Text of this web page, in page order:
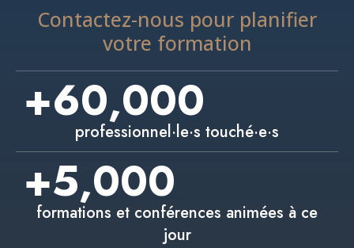
Contactez-nous pour planifier
votre formation
+60,000
professionnel·le·s touché·e·s
+5,000
formations et conférences animées à ce
jour